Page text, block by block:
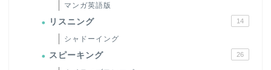
マンガ英語版
リスニング 14
シャドーイング
スピーキング 26